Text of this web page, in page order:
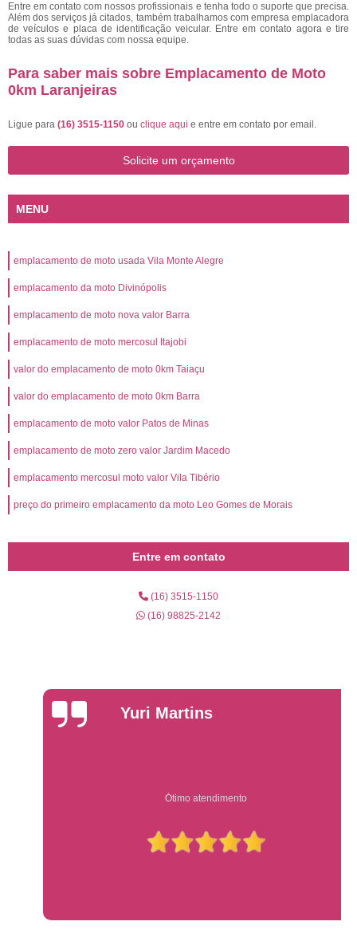
Entre em contato com nossos profissionais e tenha todo o suporte que precisa.
Além dos serviços já citados, também trabalhamos com empresa emplacadora
de veículos e placa de identificação veicular. Entre em contato agora e tire
todas as suas dúvidas com nossa equipe.
Para saber mais sobre Emplacamento de Moto
0km Laranjeiras
Ligue para (16) 3515-1150 ou clique aqui e entre em contato por email.
Solicite um orçamento
MENU
emplacamento de moto usada Vila Monte Alegre
emplacamento da moto Divinópolis
emplacamento de moto nova valor Barra
emplacamento de moto mercosul Itajobi
valor do emplacamento de moto 0km Taiaçu
valor do emplacamento de moto 0km Barra
emplacamento de moto valor Patos de Minas
emplacamento de moto zero valor Jardim Macedo
emplacamento mercosul moto valor Vila Tibério
preço do primeiro emplacamento da moto Leo Gomes de Morais
Entre em contato
(16) 3515-1150
(16) 98825-2142
Yuri Martins
Ótimo atendimento